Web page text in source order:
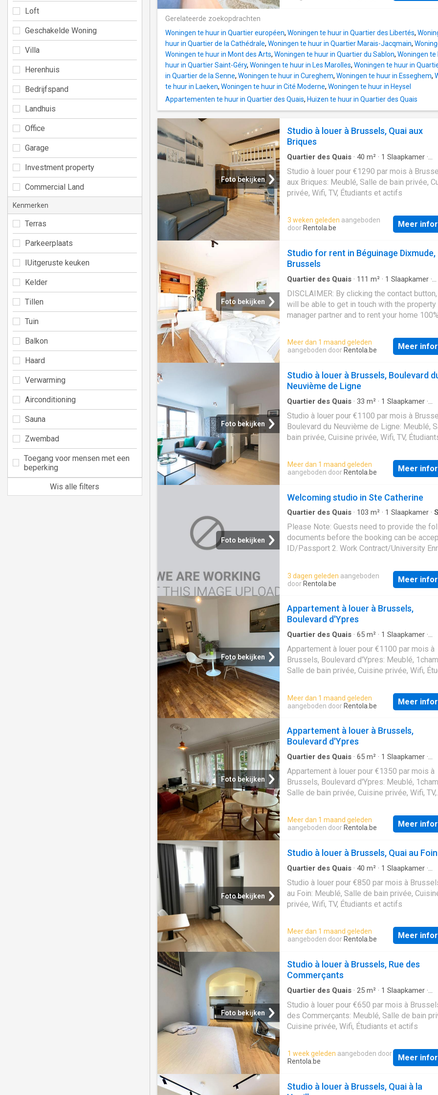
Gerelateerde zoekopdrachten
Woningen te huur in Quartier européen, Woningen te huur in Quartier des Libertés,
huur in Quartier de la Cathédrale, Woningen te huur in Quartier Marais-Jacqmain,
Woningen te huur in Mont des Arts, Woningen te huur in Quartier du Sablon, Woningen te
huur in Quartier Saint-Géry, Woningen te huur in Les Marolles, Woningen te huur in
in Quartier de la Senne, Woningen te huur in Cureghem, Woningen te huur in Esseghem,
te huur in Laeken, Woningen te huur in Cité Moderne, Woningen te huur in Heysel
Appartementen te huur in Quartier des Quais, Huizen te huur in Quartier des Quais
Foto bekijken
Studio à louer à Brussels, Quai aux
Briques
Quartier des Quais · 40 m² · 1 Slaapkamer ·
Studio à louer pour €1290 par mois à
aux Briques: Meublé, Salle de bain privée,
privée, Wifi, TV, Étudiants et actifs
3 weken geleden aangeboden
door Rentola.be Meer
Foto bekijken
Studio for rent in Béguinage Dixmude,
Brussels
Quartier des Quais · 111 m² · 1 Slaapkamer ·
DISCLAIMER: By clicking the contact
will be able to get in touch with the property
manager partner and to rent your home 100%
Béguinage-Dixmude, Brussels. This
a variety of features intended to
needs. The space is fully furnished and
Additionally, the studio includes a fully
kitchen, television, and common area laundry
utilities such as a washing machine, dryer,
dishwasher. All bills for water, electricity,
WiFi are included in the rent. An elevator is
available for easy access. Living in
Dixmude offers various attractions and
Kameha Poke and Le Cheval Marin for
cuisine. Historical and cultural sites such as
Soldat are merely steps away. Markets like
Voedingswarenwinkel and Rupali Traders
Meer dan 1 maand geleden
aangeboden door Rentola.be Meer
Foto bekijken
Studio à louer à Brussels, Boulevard
Neuvième de Ligne
Quartier des Quais · 33 m² · 1 Slaapkamer ·
Studio à louer pour €1100 par mois à
Boulevard du Neuvième de Ligne: Meublé,
bain privée, Cuisine privée, Wifi, TV,
Meer dan 1 maand geleden
aangeboden door Rentola.be Meer
Foto bekijken
Welcoming studio in Ste Catherine
Quartier des Quais · 103 m² · 1 Slaapkamer ·
Please Note: Guests need to provide the
documents before the booking can be
ID/Passport 2. Work Contract/University
Guarantee. The deposit and the admin fee
paid in advance. The admin fee is non
expenses, estimated around 80 euros. Rental
period for this listing is between 3 - 24
3 dagen geleden aangeboden
door Rentola.be Meer
Foto bekijken
Appartement à louer à Brussels,
Boulevard d'Ypres
Quartier des Quais · 65 m² · 1 Slaapkamer ·
Appartement à louer pour €1100 par mois à
Brussels, Boulevard d'Ypres: Meublé,
Salle de bain privée, Cuisine privée, Wifi,
Meer dan 1 maand geleden
aangeboden door Rentola.be Meer
Foto bekijken
Appartement à louer à Brussels,
Boulevard d'Ypres
Quartier des Quais · 65 m² · 1 Slaapkamer ·
Appartement à louer pour €1350 par mois à
Brussels, Boulevard d'Ypres: Meublé,
Salle de bain privée, Cuisine privée, Wifi, TV,
Meer dan 1 maand geleden
aangeboden door Rentola.be Meer
Foto bekijken
Studio à louer à Brussels, Quai au Foin
Quartier des Quais · 40 m² · 1 Slaapkamer ·
Studio à louer pour €850 par mois à
au Foin: Meublé, Salle de bain privée,
privée, Wifi, TV, Étudiants et actifs
Meer dan 1 maand geleden
aangeboden door Rentola.be Meer
Foto bekijken
Studio à louer à Brussels, Rue des
Commerçants
Quartier des Quais · 25 m² · 1 Slaapkamer ·
Studio à louer pour €650 par mois à
des Commerçants: Meublé, Salle de bain
Cuisine privée, Wifi, Étudiants et actifs
1 week geleden aangeboden door
Rentola.be
Meer
Studio à louer à Brussels, Quai à la
Loft
Geschakelde Woning
Villa
Herenhuis
Bedrijfspand
Landhuis
Office
Garage
Investment property
Commercial Land
Kenmerken
Terras
Parkeerplaats
IUitgeruste keuken
Kelder
Tillen
Tuin
Balkon
Haard
Verwarming
Airconditioning
Sauna
Zwembad
Toegang voor mensen met een
beperking
Wis alle filters